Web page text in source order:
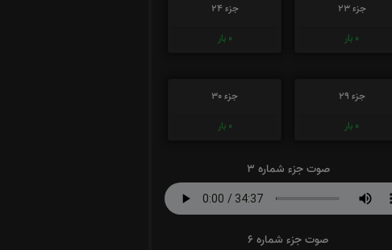
جزء 23
0 بار
جزء 24
0 بار
جزء 29
0 بار
جزء 30
0 بار
صوت جزء شماره 3
صوت جزء شماره 6